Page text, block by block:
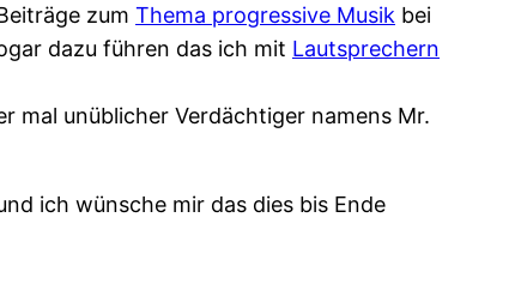
zum Thema progressive Musik bei
dazu führen das ich mit Lautsprechern
mal unüblicher Verdächtiger namens Mr.
ich wünsche mir das dies bis Ende